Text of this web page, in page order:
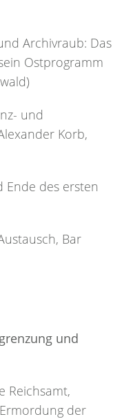
Archivraub: Das
Ostprogramm
und
Korb,
des ersten
Bar
und
der